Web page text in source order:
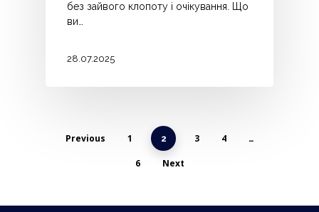
без зайвого клопоту і очікування. Що
ви…
28.07.2025
Previous 1 2 3 4 …
6 Next